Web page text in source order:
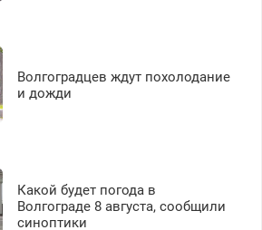
Волгоградцев ждут похолодание
и дожди
Какой будет погода в
Волгограде 8 августа, сообщили
синоптики